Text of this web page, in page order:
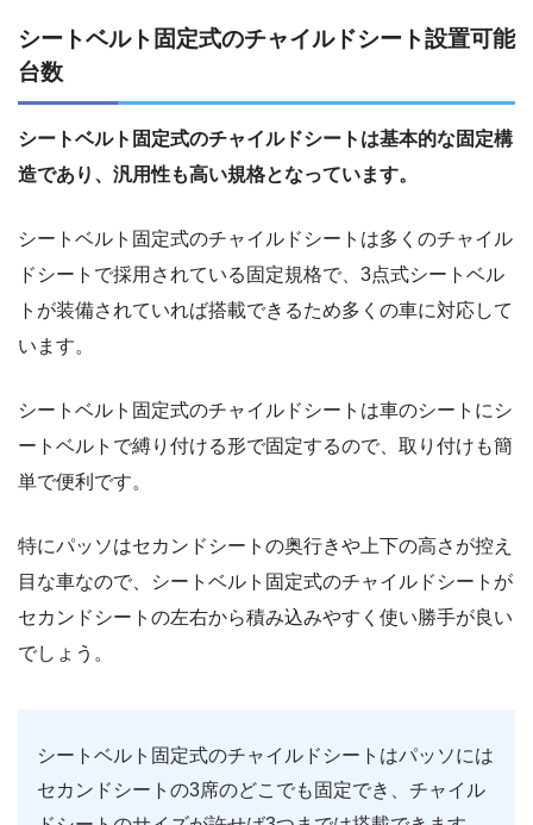
シートベルト固定式のチャイルドシート設置可能
台数
シートベルト固定式のチャイルドシートは基本的な固定構
造であり、汎用性も高い規格となっています。
シートベルト固定式のチャイルドシートは多くのチャイル
ドシートで採用されている固定規格で、3点式シートベル
トが装備されていれば搭載できるため多くの車に対応して
います。
シートベルト固定式のチャイルドシートは車のシートにシ
ートベルトで縛り付ける形で固定するので、取り付けも簡
単で便利です。
特にパッソはセカンドシートの奥行きや上下の高さが控え
目な車なので、シートベルト固定式のチャイルドシートが
セカンドシートの左右から積み込みやすく使い勝手が良い
でしょう。
シートベルト固定式のチャイルドシートはパッソには
セカンドシートの3席のどこでも固定でき、チャイル